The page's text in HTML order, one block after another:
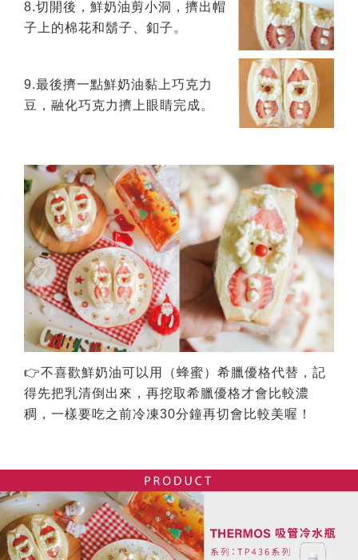
8.切開後，鮮奶油剪小洞，擠出帽
子上的棉花和鬍子、釦子。
9.最後擠一點鮮奶油黏上巧克力
豆，融化巧克力擠上眼睛完成。
👉不喜歡鮮奶油可以用（蜂蜜）希臘優格代替，記
得先把乳清倒出來，再挖取希臘優格才會比較濃
稠，一樣要吃之前冷凍30分鐘再切會比較美喔！